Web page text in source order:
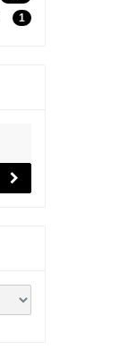
1